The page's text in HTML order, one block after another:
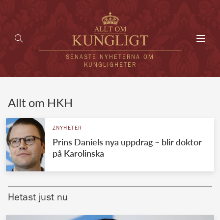
SENASTE NYHETERNA OM
KUNGLIGHETER
UTLÄNDSKT
VÄRLDENS KUNGAHUS
Brittiska kungahuset
Allt om HKH
ZNYHETER
Prins Daniels nya uppdrag – blir doktor
på Karolinska
Hetast just nu